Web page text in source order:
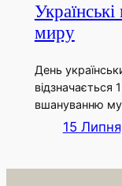
миру
День
відзначається
вшануванню
15